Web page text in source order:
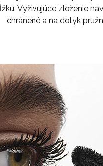
Vyživujúce zloženie
chránené a na dotyk